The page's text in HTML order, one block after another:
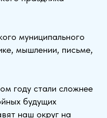
муниципального
мышлении, письме,
году стали сложнее
будущих
наш округ на